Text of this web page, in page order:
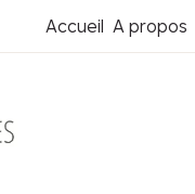
Accueil A propos